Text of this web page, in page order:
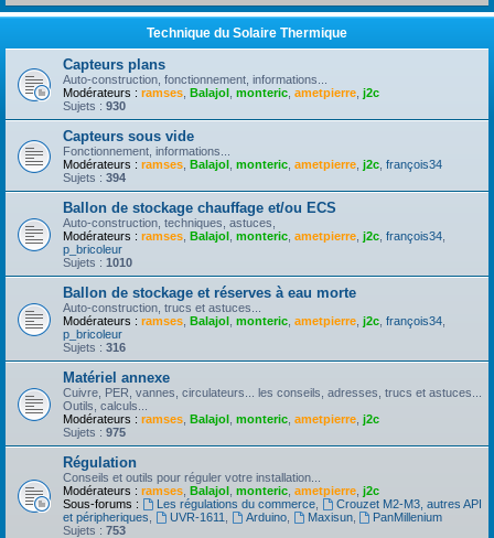
Technique du Solaire Thermique
Capteurs plans
Auto-construction, fonctionnement, informations...
Modérateurs : ramses Balajol monteric ametpierre j2c
Sujets : 930
Capteurs sous vide
Fonctionnement, informations...
Modérateurs : ramses Balajol monteric ametpierre j2c françois34
Sujets : 394
Ballon de stockage chauffage et/ou ECS
Auto-construction, techniques, astuces,
Modérateurs : ramses Balajol monteric ametpierre j2c françois34
p_bricoleur
Sujets : 1010
Ballon de stockage et réserves à eau morte
Auto-construction, trucs et astuces...
Modérateurs : ramses Balajol monteric ametpierre j2c françois34
p_bricoleur
Sujets : 316
Matériel annexe
Cuivre, PER, vannes, circulateurs... les conseils, adresses, trucs et astuces...
Outils, calculs...
Modérateurs : ramses Balajol monteric ametpierre j2c
Sujets : 975
Régulation
Conseils et outils pour réguler votre installation...
Modérateurs : ramses Balajol monteric ametpierre j2c
Sous-forums :
Les régulations du commerce,
Crouzet M2-M3, autres API
et péripheriques
UVR-1611 Arduino, Maxisun,
PanMillenium
Sujets : 753